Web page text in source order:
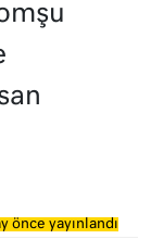
önce yayınlandı